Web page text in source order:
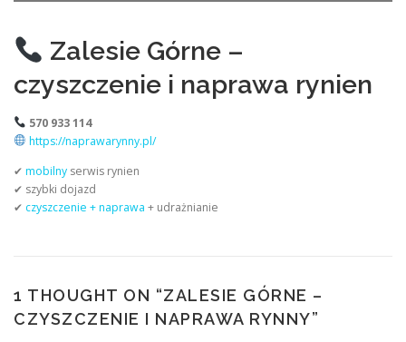
Zalesie Górne –
czyszczenie i naprawa rynien
570 933 114
https://naprawarynny.pl/
✔ mobilny serwis rynien
✔ szybki dojazd
✔ czyszczenie + naprawa + udrażnianie
1 THOUGHT ON “ZALESIE GÓRNE –
CZYSZCZENIE I NAPRAWA RYNNY”